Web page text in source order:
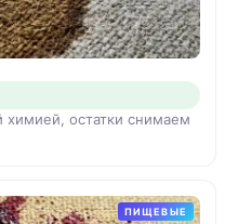
химией, остатки снимаем
ПИЩЕВЫЕ